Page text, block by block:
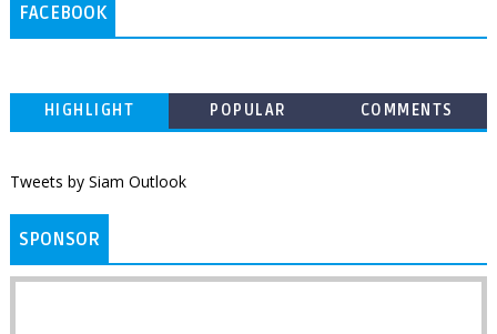
FACEBOOK
HIGHLIGHT POPULAR COMMENTS
Tweets by Siam Outlook
SPONSOR